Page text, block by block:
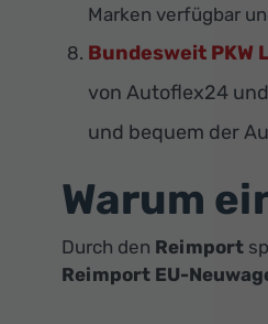
Marken verfügbar
Bundesweit PKW
von Autoflex24
und bequem der
Warum
Durch den Reimport
Reimport EU-